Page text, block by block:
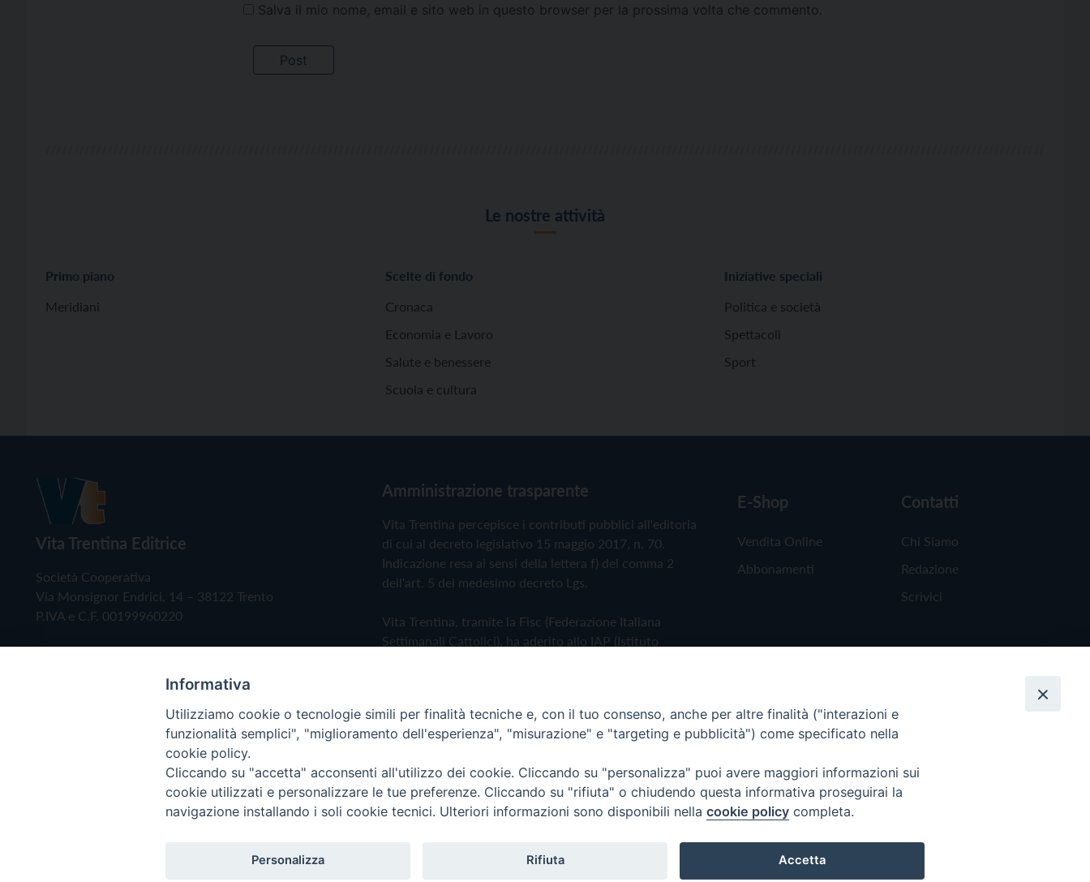
Salva il mio nome, email e sito web in questo browser per la prossima volta che commento.
Le nostre attività
Primo piano
Meridiani
Scelte di fondo
Cronaca
Economia e Lavoro
Salute e benessere
Scuola e cultura
Iniziative speciali
Politica e società
Spettacoli
Sport
Vita Trentina Editrice
Società Cooperativa
Via Monsignor Endrici, 14 – 38122 Trento
P.IVA e C.F. 00199960220
Amministrazione trasparente
Vita Trentina percepisce i contributi pubblici all'editoria
di cui al decreto legislativo 15 maggio 2017, n. 70.
Indicazione resa ai sensi della lettera f) del comma 2
dell'art. 5 del medesimo decreto Lgs.
Vita Trentina, tramite la Fisc (Federazione Italiana
Settimanali Cattolici), ha aderito allo IAP (Istituto
Privacy Policy Cookie Policy
E-Shop
Vendita Online
Abbonamenti
Contatti
Chi Siamo
Redazione
Scrivici
Copyright © 2019 - Tutti i diritti riservati - Vita Trentina Editrice
Informativa
Utilizziamo cookie o tecnologie simili per finalità tecniche e, con il tuo consenso, anche per altre finalità ("interazioni e
funzionalità semplici", "miglioramento dell'esperienza", "misurazione" e "targeting e pubblicità") come specificato nella
cookie policy.
Cliccando su "accetta" acconsenti all'utilizzo dei cookie. Cliccando su "personalizza" puoi avere maggiori informazioni sui
cookie utilizzati e personalizzare le tue preferenze. Cliccando su "rifiuta" o chiudendo questa informativa proseguirai la
navigazione installando i soli cookie tecnici. Ulteriori informazioni sono disponibili nella cookie policy completa.
Personalizza Rifiuta Accetta